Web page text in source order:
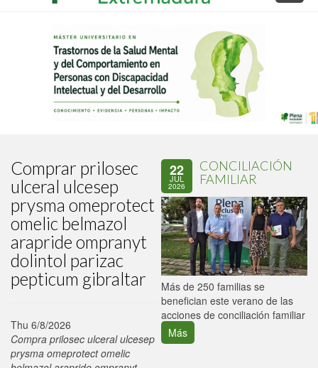
Comprar prilosec
ulceral ulcesep
prysma omeprotect
omelic belmazol
arapride ompranyt
dolintol parizac
pepticum gibraltar
Thu 6/8/2026
Compra prilosec ulceral ulcesep
prysma omeprotect omelic
22
JUL
2026
CONCILIACIÓN
FAMILIAR
Más de 250 familias se
benefician este verano de las
acciones de conciliación familiar
Más